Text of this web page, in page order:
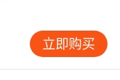
层过滤风险的同
择英语网课设备
础认证，关注
立即购买